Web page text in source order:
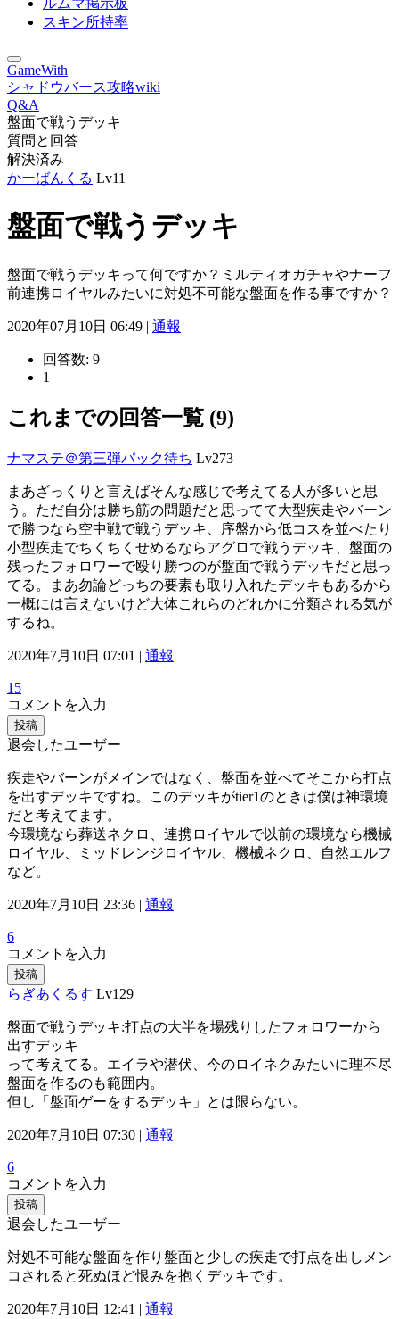
ルムマ掲示板
スキン所持率
GameWith
シャドウバース攻略wiki
Q&A
盤面で戦うデッキ
質問と回答
解決済み
かーばんくる Lv11
盤面で戦うデッキ
盤面で戦うデッキって何ですか？ミルティオガチャやナーフ
前連携ロイヤルみたいに対処不可能な盤面を作る事ですか？
2020年07月10日 06:49 | 通報
回答数: 9
1
これまでの回答一覧 (9)
ナマステ＠第三弾パック待ち Lv273
まあざっくりと言えばそんな感じで考えてる人が多いと思
う。ただ自分は勝ち筋の問題だと思ってて大型疾走やバーン
で勝つなら空中戦で戦うデッキ、序盤から低コスを並べたり
小型疾走でちくちくせめるならアグロで戦うデッキ、盤面の
残ったフォロワーで殴り勝つのが盤面で戦うデッキだと思っ
てる。まあ勿論どっちの要素も取り入れたデッキもあるから
一概には言えないけど大体これらのどれかに分類される気が
するね。
2020年7月10日 07:01 | 通報
15
コメントを入力
投稿
退会したユーザー
疾走やバーンがメインではなく、盤面を並べてそこから打点
を出すデッキですね。このデッキがtier1のときは僕は神環境
だと考えてます。
今環境なら葬送ネクロ、連携ロイヤルで以前の環境なら機械
ロイヤル、ミッドレンジロイヤル、機械ネクロ、自然エルフ
など。
2020年7月10日 23:36 | 通報
6
コメントを入力
投稿
らぎあくるす Lv129
盤面で戦うデッキ:打点の大半を場残りしたフォロワーから
出すデッキ
って考えてる。エイラや潜伏、今のロイネクみたいに理不尽
盤面を作るのも範囲内。
但し「盤面ゲーをするデッキ」とは限らない。
2020年7月10日 07:30 | 通報
6
コメントを入力
投稿
退会したユーザー
対処不可能な盤面を作り盤面と少しの疾走で打点を出しメン
コされると死ぬほど恨みを抱くデッキです。
2020年7月10日 12:41 | 通報